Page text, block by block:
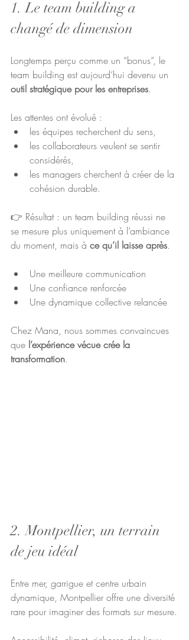
1. Le team building a
changé de dimension
Longtemps perçu comme un “bonus”, le
team building est aujourd’hui devenu un
outil stratégique pour les entreprises.
Les attentes ont évolué :
les équipes recherchent du sens,
les collaborateurs veulent se sentir
considérés,
les managers cherchent à créer de la
cohésion durable.
👉 Résultat : un team building réussi ne
se mesure plus uniquement à l’ambiance
du moment, mais à ce qu’il laisse après.
Une meilleure communication
Une confiance renforcée
Une dynamique collective relancée
Chez Mana, nous sommes convaincues
que l’expérience vécue crée la
transformation.
2. Montpellier, un terrain
de jeu idéal
Entre mer, garrigue et centre urbain
dynamique, Montpellier offre une diversité
rare pour imaginer des formats sur mesure.